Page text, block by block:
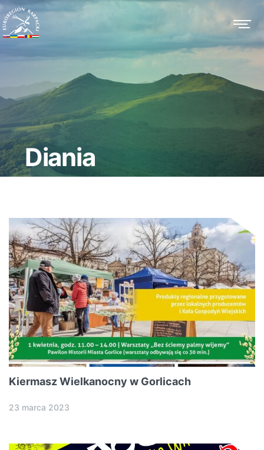
Diania
Kiermasz Wielkanocny w Gorlicach
23 marca 2023